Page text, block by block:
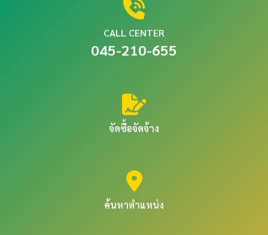
CALL CENTER
045-210-655
จัดซื้อจัดจ้าง
ค้นหาตำแหน่ง